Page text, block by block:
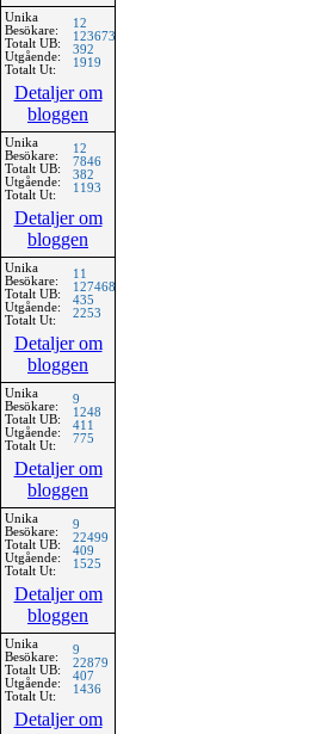
Unika
Besökare:
Totalt UB:
Utgående:
Totalt Ut:
12
123673
392
1919
Detaljer om
bloggen
Unika
Besökare:
Totalt UB:
Utgående:
Totalt Ut:
12
7846
382
1193
Detaljer om
bloggen
Unika
Besökare:
Totalt UB:
Utgående:
Totalt Ut:
11
127468
435
2253
Detaljer om
bloggen
Unika
Besökare:
Totalt UB:
Utgående:
Totalt Ut:
9
1248
411
775
Detaljer om
bloggen
Unika
Besökare:
Totalt UB:
Utgående:
Totalt Ut:
9
22499
409
1525
Detaljer om
bloggen
Unika
Besökare:
Totalt UB:
Utgående:
Totalt Ut:
9
22879
407
1436
Detaljer om